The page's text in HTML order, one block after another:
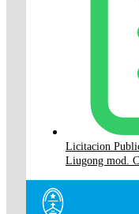
Licitacion
Liugong mod.